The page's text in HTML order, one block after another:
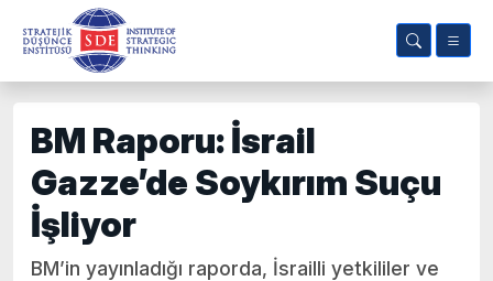
BM Raporu: İsrail
Gazze’de Soykırım Suçu
İşliyor
BM’in yayınladığı raporda, İsrailli yetkililer ve